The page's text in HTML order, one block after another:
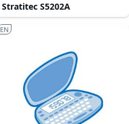
Stratitec S5202A
EN